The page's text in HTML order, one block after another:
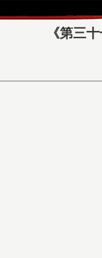
《第三